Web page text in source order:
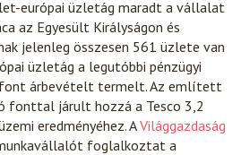
európai üzletág maradt a vállalat
az Egyesült Királyságon és
jelenleg összesen 561 üzlete van
üzletág a legutóbbi pénzügyi
árbevételt termelt. Az említett
fonttal járult hozzá a Tesco 3,2
eredményéhez. AVilággazdaság
foglalkoztat a